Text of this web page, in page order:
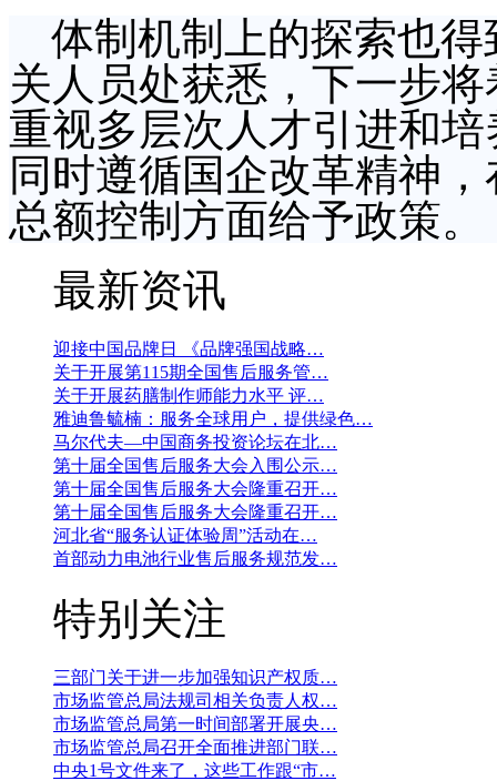
体制机制上的探索也
关人员处获悉，下一步
重视多层次人才引进和
同时遵循国企改革精神
总额控制方面给予政策。
最新资讯
迎接中国品牌日 《品牌强国战略…
关于开展第115期全国售后服务管…
关于开展药膳制作师能力水平 评…
雅迪鲁毓楠：服务全球用户，提供绿色…
马尔代夫—中国商务投资论坛在北…
第十届全国售后服务大会入围公示…
第十届全国售后服务大会隆重召开…
第十届全国售后服务大会隆重召开…
河北省“服务认证体验周”活动在…
首部动力电池行业售后服务规范发…
特别关注
三部门关于进一步加强知识产权质…
市场监管总局法规司相关负责人权…
市场监管总局第一时间部署开展央…
市场监管总局召开全面推进部门联…
中央1号文件来了，这些工作跟“市…